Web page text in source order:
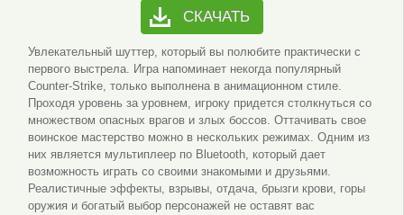
СКАЧАТЬ
Увлекательный шуттер, который вы полюбите практически с
первого выстрела. Игра напоминает некогда популярный
Counter-Strike, только выполнена в анимационном стиле.
Проходя уровень за уровнем, игроку придется столкнуться со
множеством опасных врагов и злых боссов. Оттачивать свое
воинское мастерство можно в нескольких режимах. Одним из
них является мультиплеер по Bluetooth, который дает
возможность играть со своими знакомыми и друзьями.
Реалистичные эффекты, взрывы, отдача, брызги крови, горы
оружия и богатый выбор персонажей не оставят вас